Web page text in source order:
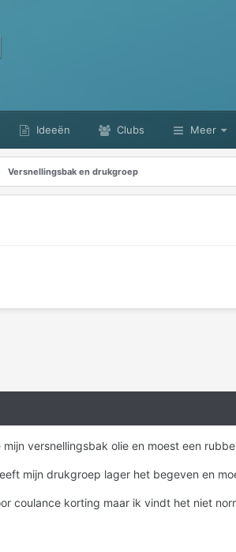
Ideeën Clubs Meer
Versnellingsbak en drukgroep
versnellingsbak olie en moest een
mijn drukgroep lager het begeven en
coulance korting maar ik vindt het niet